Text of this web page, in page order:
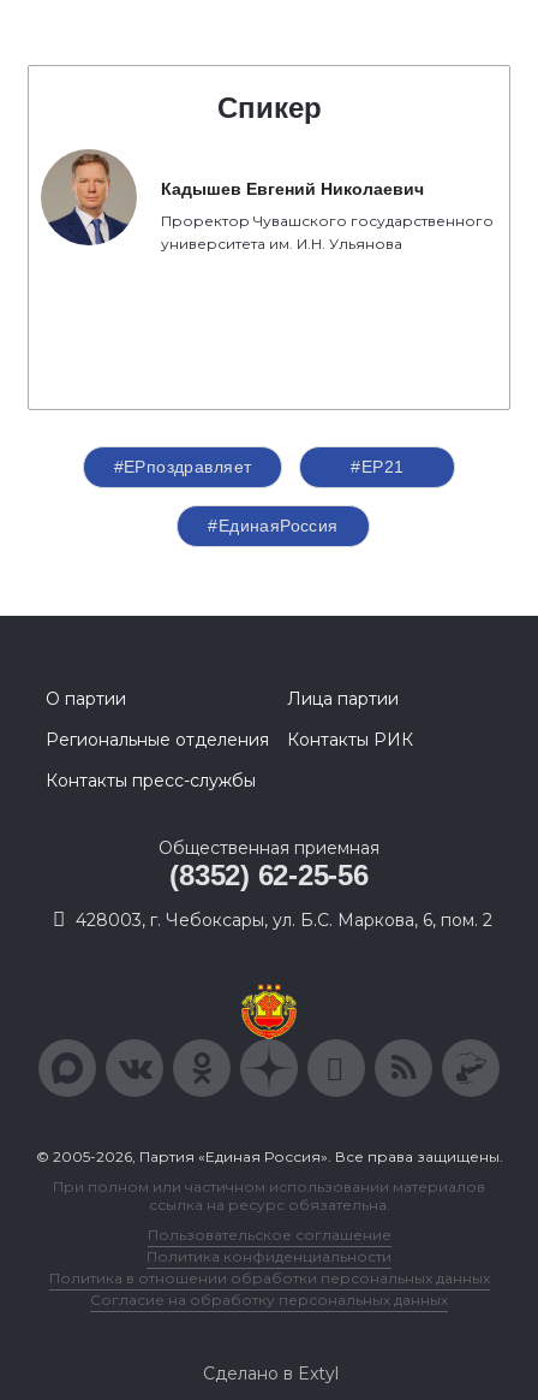
Спикер
Кадышев Евгений Николаевич
Проректор Чувашского государственного
университета им. И.Н. Ульянова
#ЕРпоздравляет #ЕР21
#ЕдинаяРоссия
О партии
Лица партии
Региональные отделения
Контакты РИК
Контакты пресс-службы
Общественная приемная
(8352) 62-25-56
428003, г. Чебоксары, ул. Б.С. Маркова, 6, пом. 2
© 2005-2026, Партия «Единая Россия». Все права защищены.
При полном или частичном использовании материалов
ссылка на ресурс обязательна.
Пользовательское соглашение
Политика конфиденциальности
Политика в отношении обработки персональных данных
Согласие на обработку персональных данных
Сделано в Extyl